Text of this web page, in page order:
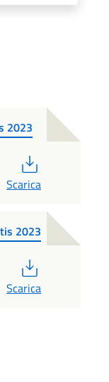
2023
Scarica
2023
Scarica